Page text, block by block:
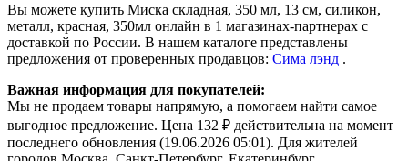
Вы можете купить Миска складная, 350 мл, 13 см, силикон,
металл, красная, 350мл онлайн в 1 магазинах-партнерах с
доставкой по России. В нашем каталоге представлены
предложения от проверенных продавцов: Сима лэнд .
Важная информация для покупателей:
Мы не продаем товары напрямую, а помогаем найти самое
выгодное предложение. Цена 132 ₽ действительна на момент
последнего обновления (19.06.2026 05:01). Для жителей